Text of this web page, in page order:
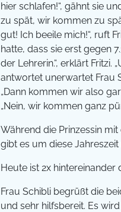
hier schlafen!“, gähnt sie
zu spät, wir kommen zu
gut! Ich beeile mich!“, ruft
hatte, dass sie erst gegen
der Lehrerin.“, erklärt Fritzi.
antwortet unerwartet Frau
„Dann kommen wir also
„Nein, wir kommen ganz
Während die Prinzessin
gibt es um diese
Heute ist 2x hintereinander
Frau Schibli begrüßt die
und sehr hilfsbereit. Es